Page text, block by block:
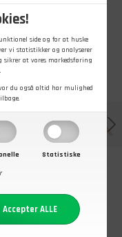
side og for at huske
vi statistikker og analyserer
sikrer at vores markedsføring
du også altid har mulighed
Statistiske